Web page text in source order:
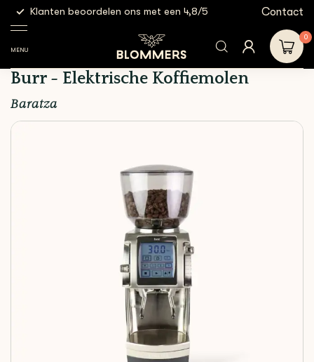
Klanten beoordelen ons met een 4,8/5 Gratis
Contact
MENU
0
Elektrische
Baratza - Forte AP | Flat
Elektrische Koffiemolen
Baratza - Forte AP | Flat Ceramic
Burr - Elektrische Koffiemolen
Baratza